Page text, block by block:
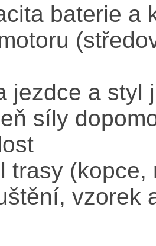
baterie a
jezdce a styl
síly
trasy
vzorek